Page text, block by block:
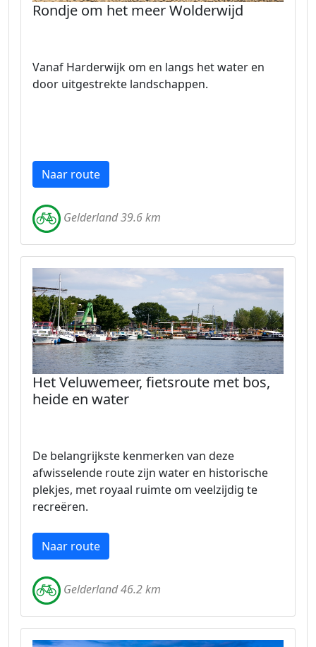
Rondje om het meer Wolderwijd
Vanaf Harderwijk om en langs het water en
door uitgestrekte landschappen.
Naar route
Gelderland 39.6 km
Het Veluwemeer, fietsroute met bos,
heide en water
De belangrijkste kenmerken van deze
afwisselende route zijn water en historische
plekjes, met royaal ruimte om veelzijdig te
recreëren.
Naar route
Gelderland 46.2 km